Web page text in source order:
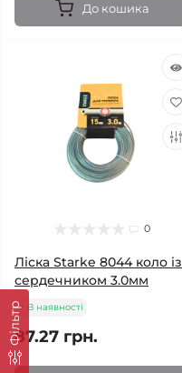
Фільтр
До кошика
0
Ліска Starke 8044 коло із
сердечником 3.0мм
В наявності
87.27 грн.